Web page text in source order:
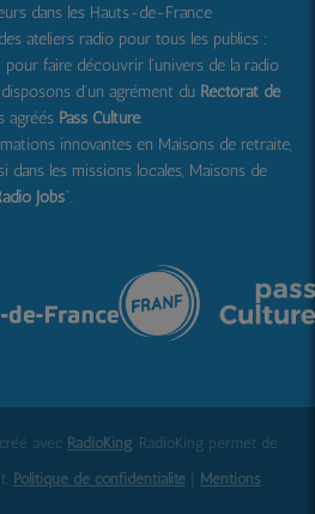
dans les Hauts-de-France
ateliers radio pour tous les publics :
pour faire découvrir l'univers de la radio
d'un agrément du Rectorat de
agréés Pass Culture.
innovantes en Maisons de retraite,
dans les missions locales, Maisons de
Jobs".
avec RadioKing . RadioKing permet de
Politique de confidentialité | Mentions